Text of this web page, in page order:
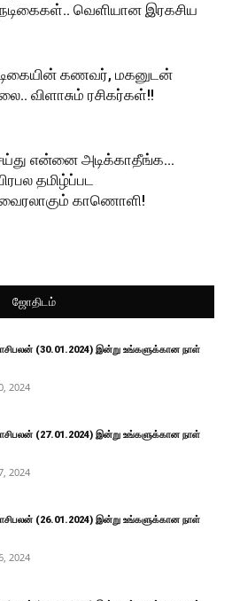
வெளியான இரகசிய
கணவர், மகனுடன்
விளாசும் ரசிகர்கள்!!
என்னை அடிக்காதீங்க…
தமிழ்ப்பட
காணொளி!
ஜோதிடம்
(30.01.2024) இன்று உங்களுக்கான நாள்
2024
(27.01.2024) இன்று உங்களுக்கான நாள்
2024
(26.01.2024) இன்று உங்களுக்கான நாள்
2024